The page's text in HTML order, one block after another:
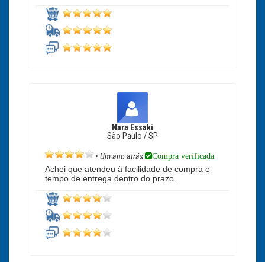
Nara Essaki
São Paulo / SP
• Um ano atrás Compra verificada
Achei que atendeu à facilidade de compra e
tempo de entrega dentro do prazo.